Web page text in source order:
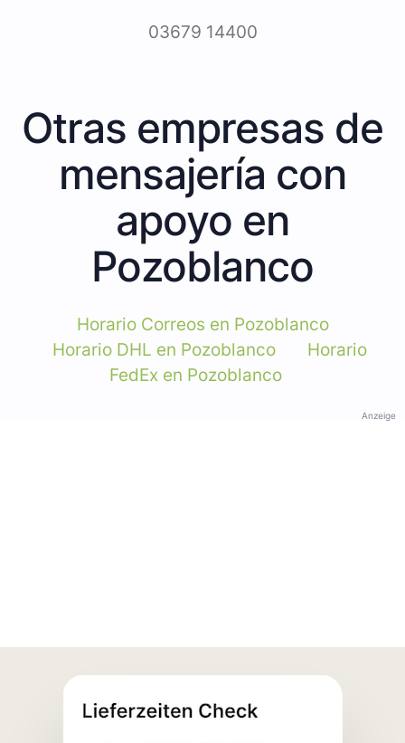
03679 14400
Otras empresas de
mensajería con
apoyo en
Pozoblanco
Horario Correos en Pozoblanco
Horario DHL en Pozoblanco
Horario
FedEx en Pozoblanco
Anzeige